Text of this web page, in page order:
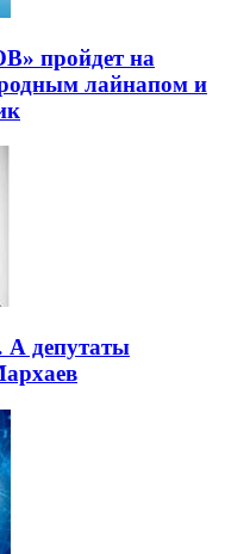
пройдет на
лайнапом и
депутаты